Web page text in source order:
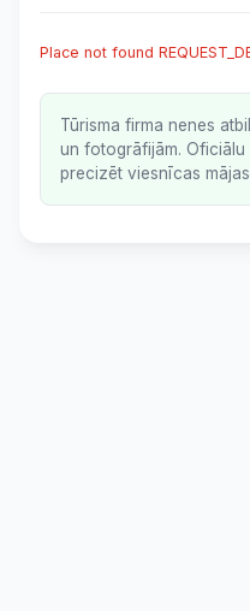
Place not found
Tūrisma firma nenes
un fotogrāfijām.
precizēt viesnīcas